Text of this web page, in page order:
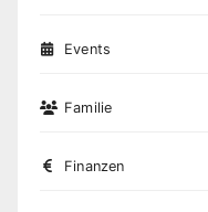
Events
Familie
Finanzen